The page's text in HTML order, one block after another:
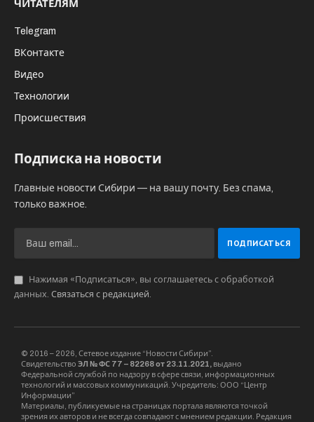
ЧИТАТЕЛЯМ
Telegram
ВКонтакте
Видео
Технологии
Происшествия
Подписка на новости
Главные новости Сибири — на вашу почту. Без спама,
только важное.
Нажимая «Подписаться», вы соглашаетесь с обработкой
данных. Связаться с редакцией.
© 2016 – 2026, Сетевое издание “Новости Сибири”.
Свидетельство ЭЛ № ФС 77 – 82268 от 23.11.2021, выдано
Федеральной службой по надзору в сфере связи, информационных
технологий и массовых коммуникаций. Учредитель: ООО “Центр
Информации”
Материалы, публикуемые на страницах портала являются точкой
зрения их авторов и не всегда совпадают с мнением редакции. Редакция